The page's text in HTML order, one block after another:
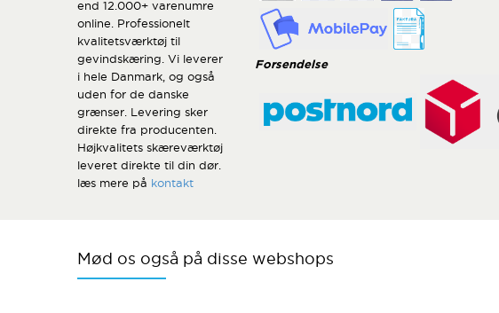
end 12.000+ varenumre
online. Professionelt
kvalitetsværktøj til
gevindskæring. Vi leverer
i hele Danmark, og også
uden for de danske
grænser. Levering sker
direkte fra producenten.
Højkvalitets skæreværktøj
leveret direkte til din dør.
læs mere på
kontakt
Forsendelse
Mød os også på disse webshops